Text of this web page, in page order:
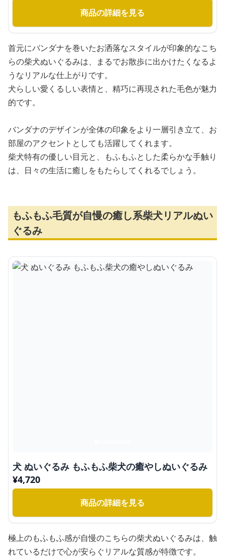
商品の詳細を見る
首元にバンダナを巻いたお洒落なスタイルが印象的なこち
らの柴犬ぬいぐるみは、まるでお散歩に出かけたくなるよ
うなリアルな仕上がりです。
犬らしい愛くるしい表情と、精巧に再現された毛色が魅力
的です。
バンダナのデザインが全体の印象をより一層引き立て、お
部屋のアクセントとしても活躍してくれます。
柴犬特有の優しい目元と、もふもふとした柔らかな手触り
は、日々の生活に癒しをもたらしてくれるでしょう。
もふもふ毛質が自慢の癒し系柴犬リアルぬい
ぐるみ
犬 ぬいぐるみ もふもふ柴犬の癒やしぬいぐるみ
¥4,720
商品の詳細を見る
極上のもふもふ感が自慢のこちらの柴犬ぬいぐるみは、触
れているだけで心が安らぐリアルな質感が特徴です。